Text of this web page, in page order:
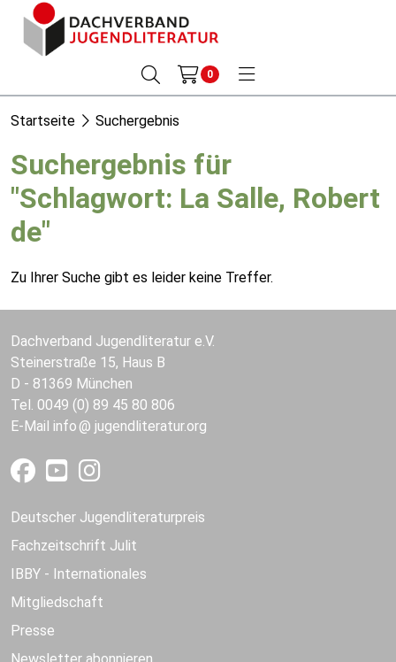
0
Startseite Suchergebnis
Suchergebnis für
"Schlagwort: La Salle, Robert
de"
Zu Ihrer Suche gibt es leider keine Treffer.
Dachverband Jugendliteratur e.V.
Steinerstraße 15, Haus B
D - 81369 München
Tel. 0049 (0) 89 45 80 806
E-Mail info jugendliteratur.org
Deutscher Jugendliteraturpreis
Fachzeitschrift Julit
IBBY - Internationales
Mitgliedschaft
Presse